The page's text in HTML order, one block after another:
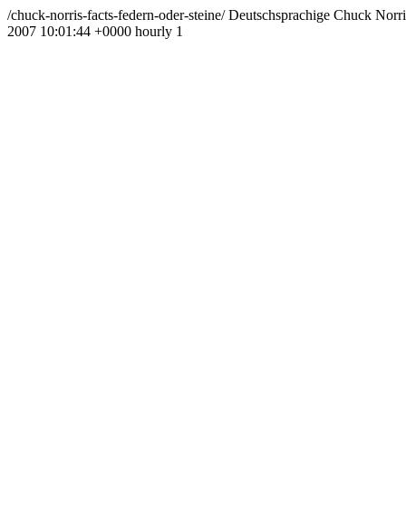
/chuck-norris-facts-federn-oder-steine/Deutschsprachige Chuck
2007 10:01:44 +0000 hourly 1